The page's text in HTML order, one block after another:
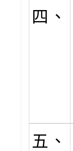
四、
五、